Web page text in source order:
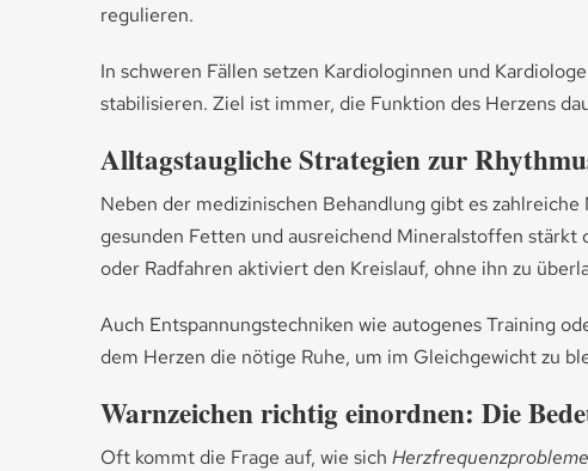
regulieren.
In schweren Fällen setzen Kardiologinnen und
stabilisieren. Ziel ist immer, die Funktion des Herzens
Alltagstaugliche Strategien zur
Neben der medizinischen Behandlung gibt es
gesunden Fetten und ausreichend Mineralstoffen stärkt
oder Radfahren aktiviert den Kreislauf, ohne ihn zu
Auch Entspannungstechniken wie autogenes Training
dem Herzen die nötige Ruhe, um im Gleichgewicht zu
Warnzeichen richtig einordnen: Die
Oft kommt die Frage auf, wie sich Herzfrequenzprobleme